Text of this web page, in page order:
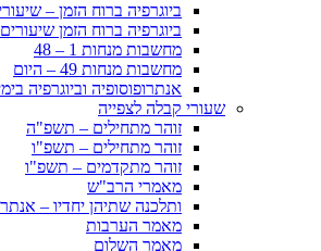
ביוגרפיה ברוח הזמן – שיעורים 55
ביוגרפיה ברוח הזמן שיעורים 84 – היום
מחשבות מנחות 1 – 48
מחשבות מנחות 49 – היום
אנתרופוסופיה וביוגרפיה
שעורי קבלה לצפייה
זוהר מתחילים – תשפ"ה
זוהר מתחילים – תשפ"ו
זוהר מתקדמים – תשפ"ו
מאמרי הרב"ש
ותלכנה שתיהן יחדיו –
מאמר הערבות
מאמר השלום